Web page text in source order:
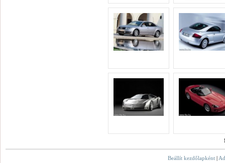
Beállít kezdőlapként |